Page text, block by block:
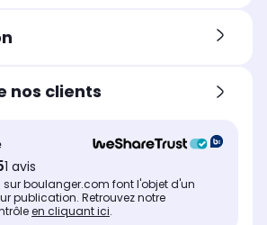
nos clients
1 avis
sur boulanger.com font l'objet d'un
publication. Retrouvez notre
en cliquant ici.